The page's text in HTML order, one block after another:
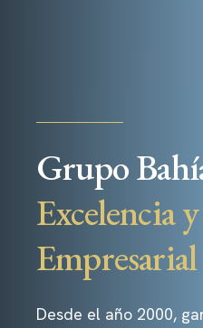
Grupo
Excelencia
Empresarial
Desde el año 2000,